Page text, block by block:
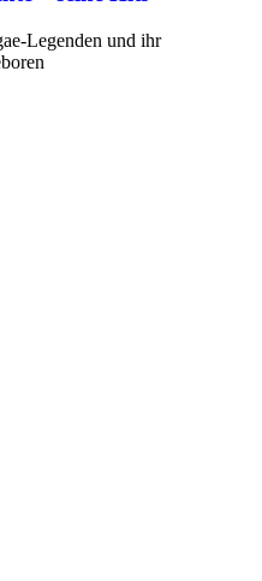
Legenden und ihr